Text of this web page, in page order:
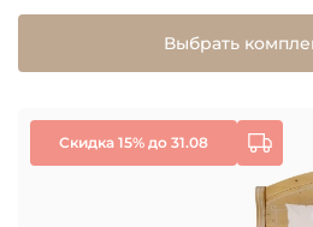
Выбрать
Скидка 15% до 31.08